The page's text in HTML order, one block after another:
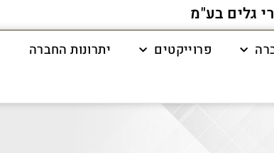
גלים בע"מ
פרוייקטים יתרונות החברה